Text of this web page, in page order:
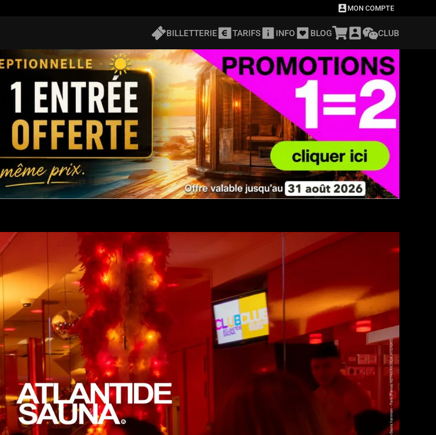
MON COMPTE
BILLETTERIE TARIFS INFO BLOG CLUB